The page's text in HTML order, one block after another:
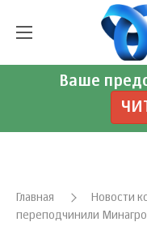
Ваше
Главная Новости
переподчинили